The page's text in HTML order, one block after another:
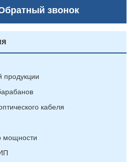
звонок
продукции
кабеля
мощности